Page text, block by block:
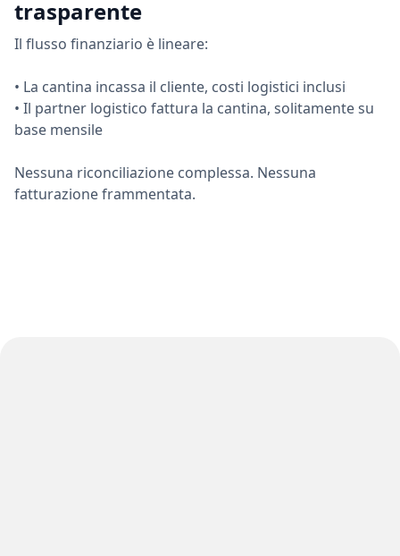
trasparente
Il flusso finanziario è lineare:
• La cantina incassa il cliente, costi logistici inclusi
• Il partner logistico fattura la cantina, solitamente su
base mensile
Nessuna riconciliazione complessa. Nessuna
fatturazione frammentata.